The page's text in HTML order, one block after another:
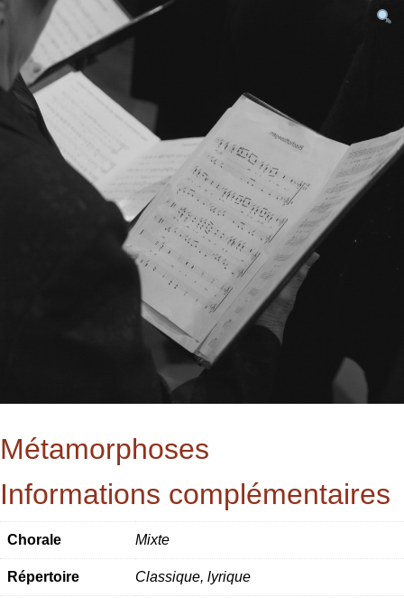
Accueil
Les Chorales Adhérentes
Pourquoi chanter dans une chorale ?
Choisir sa chorale
Les Rencontres Chorales
Les Rencontres Chorales 2027 se préparent !
Les Rencontres depuis 2007
Les concerts
Les stages et formations
Métamorphoses
Informations complémentaires
Chorale Mixte
Répertoire Classique, lyrique